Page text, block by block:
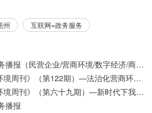
州 互联网=政务服务
03月14日国脉政务播报（民营企业/营商环境/数字经济/商事制度改革）
国脉智库《营商环境周刊》（第122期）—法治化营商环境视域下我国行政执法公示制度浅析
国脉智库《营商环境周刊》（第六十九期）—新时代下我国营商环境标准体系构建初探
播报